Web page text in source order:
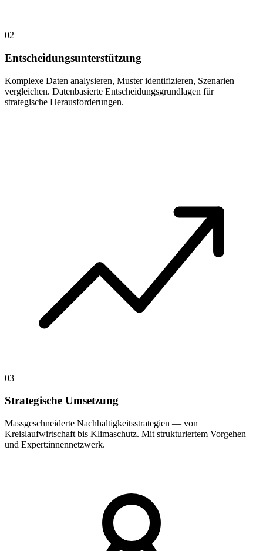
02
Entscheidungsunterstützung
Komplexe Daten analysieren, Muster identifizieren, Szenarien
vergleichen. Datenbasierte Entscheidungsgrundlagen für
strategische Herausforderungen.
03
Strategische Umsetzung
Massgeschneiderte Nachhaltigkeitsstrategien — von
Kreislaufwirtschaft bis Klimaschutz. Mit strukturiertem Vorgehen
und Expert:innennetzwerk.